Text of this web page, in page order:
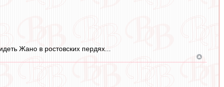
Жано в ростовских пердях...